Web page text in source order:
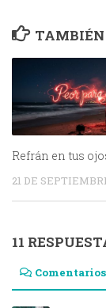
TAMBIÉN
Refrán en tus
21 DE
11
Comentarios